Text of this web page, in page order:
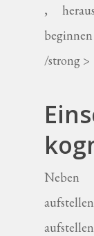
,
/strong >
Neben